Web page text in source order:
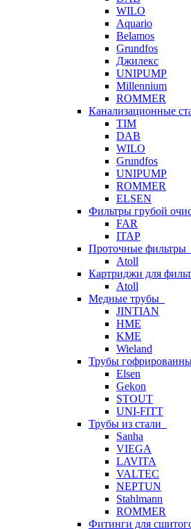
WILO
Aquario
Belamos
Grundfos
Джилекс
UNIPUMP
Millennium
ROMMER
Канализационные
TIM
DAB
WILO
Grundfos
UNIPUMP
ROMMER
ELSEN
Фильтры грубой
FAR
ITAP
Проточные фильтры
Atoll
Картриджи для
Atoll
Медные трубы
JINTIAN
HME
KME
Wieland
Трубы
Elsen
Gekon
STOUT
UNI-FITT
Трубы из стали
Sanha
VIEGA
LAVITA
VALTEC
NEPTUN
Stahlmann
ROMMER
Фитинги для